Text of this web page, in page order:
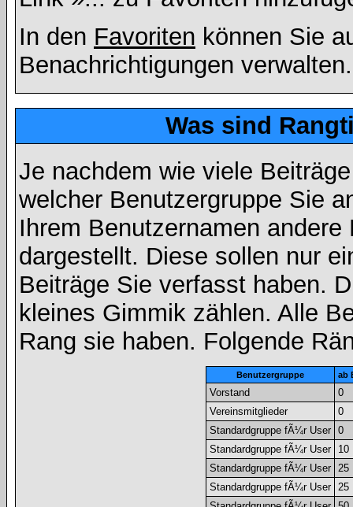
In den Favoriten können Sie
Benachrichtigungen verwalten.
Was sind
Je nachdem wie viele
welcher Benutzergruppe Sie
Ihrem Benutzernamen
dargestellt. Diese sollen nur
Beiträge Sie verfasst haben.
kleines Gimmik zählen. Alle
Rang sie haben. Folgende
Benutzergruppe ab
Vorstand
0
Vereinsmitglieder
0
Standardgruppe fÃ¼r User
0
Standardgruppe fÃ¼r User
10
Standardgruppe fÃ¼r User
25
Standardgruppe fÃ¼r User
25